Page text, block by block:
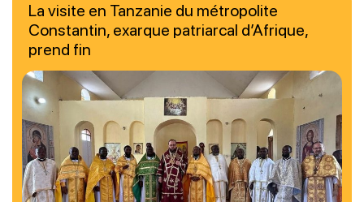
La visite en Tanzanie du métropolite
Constantin, exarque patriarcal d’Afrique,
prend fin